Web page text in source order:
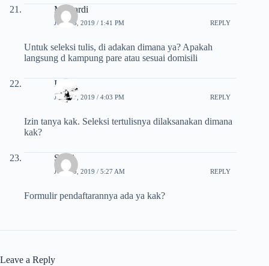
Mawardi
JULI 26, 2019 / 1:41 PM REPLY
Untuk seleksi tulis, di adakan dimana ya? Apakah
langsung d kampung pare atau sesuai domisili
Iskan
JULI 27, 2019 / 4:03 PM REPLY
Izin tanya kak. Seleksi tertulisnya dilaksanakan dimana
kak?
Shofi
JULI 29, 2019 / 5:27 AM REPLY
Formulir pendaftarannya ada ya kak?
Leave a Reply